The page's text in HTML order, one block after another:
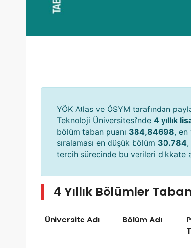
YÖK Atlas ve ÖSYM tarafından
Teknoloji Üniversitesi’nde 4 yıllık
bölüm taban puanı 384,84698, en
sıralaması en düşük bölüm 30.784,
tercih sürecinde bu verileri dikkate
4 Yıllık Bölümler
Üniversite Adı Bölüm Adı